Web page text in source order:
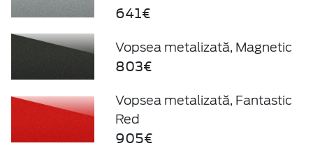
641€
Vopsea metalizată, Magnetic
803€
Vopsea metalizată, Fantastic
Red
905€